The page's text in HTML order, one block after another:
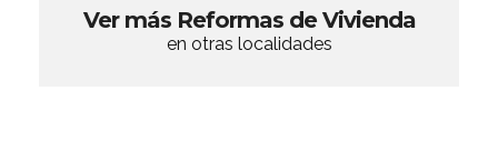
Ver más Reformas de Vivienda
en otras localidades